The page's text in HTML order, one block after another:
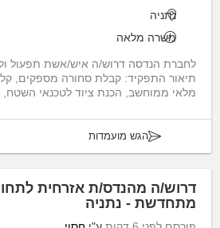
נתניה
משרה מלאה
לחברת הנדסה דרוש/ה איש/אשת תפעול
תיאור התפקיד: קבלת סחורה מספקים,
מלאי ממוחשב, הכנת ציוד לטכנאי השטח,
הגש מועמדות
דרוש/ה מהנדס/ת אזרחית
מתחדשת - נתניה